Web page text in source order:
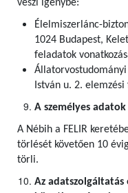
veszi igénybe:
Élelmiszerlánc-
1024 Budapest,
feladatok
Állatorvostudományi
István u. 2.
A személyes
A Nébih a FELIR
törlését követően 10
törli.
Az adatszolgáltatás